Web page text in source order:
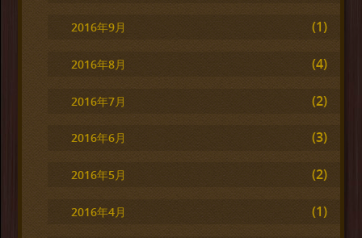
2016年9月 (1)
2016年8月 (4)
2016年7月 (2)
2016年6月 (3)
2016年5月 (2)
2016年4月 (1)